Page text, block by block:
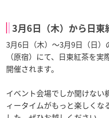
3月6日（木）から日東
3月6日（木）～3月9日（日）
（原宿）にて、日東紅茶を
開催されます。
イベント会場でしか聞けない
ィータイムがもっと楽しくな